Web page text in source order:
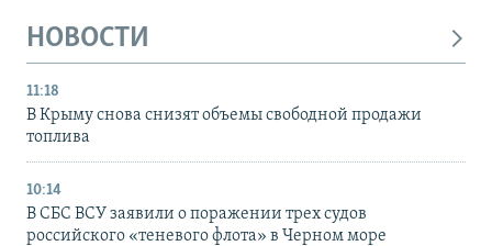
НОВОСТИ
11:18
В Крыму снова снизят объемы свободной продажи
топлива
10:14
В СБС ВСУ заявили о поражении трех судов
российского «теневого флота» в Черном море